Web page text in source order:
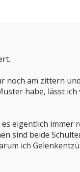
noch am zittern
habe, lässt
eigentlich immer
sind beide
ich